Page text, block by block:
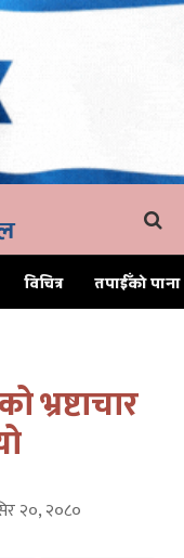
विचित्र तपाईँको पाना
भ्रष्टाचार
२०, २०८०